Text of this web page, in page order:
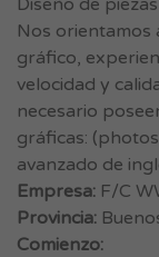
Diseño de
Nos orientamos
gráfico,
velocidad y
necesario
gráficas:
avanzado de
Empresa: F/C
Provincia:
Comienzo: